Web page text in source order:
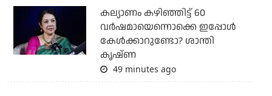
കല്യാണം കഴിഞ്ഞിട്ട് 60
വർഷമായെന്നൊക്കെ ഇപ്പോൾ
കേൾക്കാറുണ്ടോ? ശാന്തി
കൃഷ്ണ
49 minutes ago